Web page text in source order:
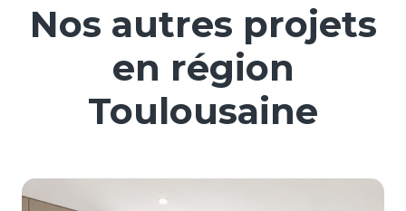
Nos autres projets
en région
Toulousaine